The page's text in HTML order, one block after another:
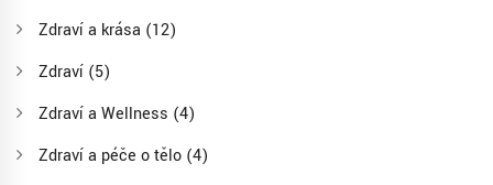
Zdraví a krása (12)
Zdraví (5)
Zdraví a Wellness (4)
Zdraví a péče o tělo (4)